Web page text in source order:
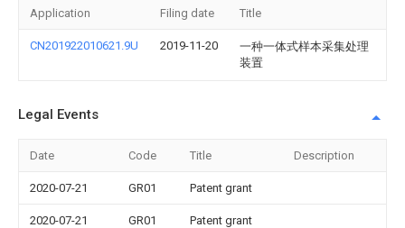
Application Filing date Title
CN201922010621.9U 2019-11-20
一种一体式样本采集处理
装置
Legal Events
Date Code Title Description
2020-07-21 GR01 Patent grant
2020-07-21 GR01 Patent grant